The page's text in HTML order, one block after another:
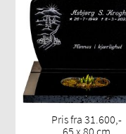
Pris fra 31.600,-